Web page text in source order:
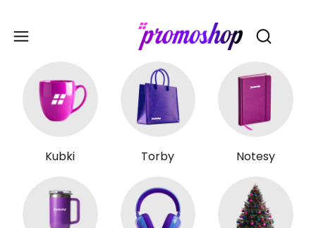
Otwórz
Kubki Torby Notesy